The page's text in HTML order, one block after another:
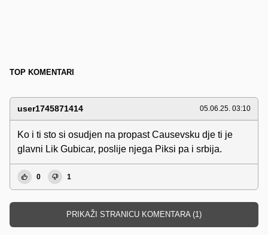
TOP KOMENTARI
user1745871414 05.06.25. 03:10
Ko i ti sto si osudjen na propast Causevsku dje ti je
glavni Lik Gubicar, poslije njega Piksi pa i srbija.
0 1
PRIKAŽI STRANICU KOMENTARA (1)